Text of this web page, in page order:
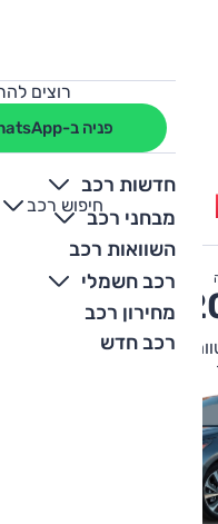
רוצים
פניה ב-WhatsApp
חדשות רכב
מבחני רכב
השוואות רכב
רכב חשמלי
מחירון רכב
רכב חדש
חיפוש רכב
+
-
הנסיעה של יונדאי אקסנט